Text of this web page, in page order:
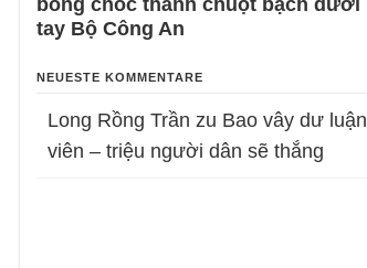
bỗng chốc thành chuột bạch dưới
tay Bộ Công An
NEUESTE KOMMENTARE
Long Rồng Trần zu Bao vây dư luận
viên – triệu người dân sẽ thắng